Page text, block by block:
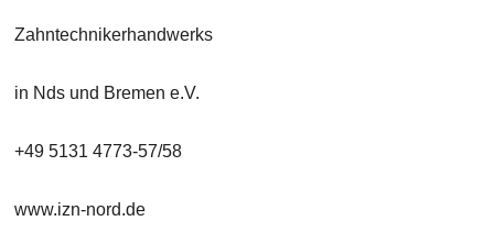
Zahntechnikerhandwerks
in Nds und Bremen e.V.
+49 5131 4773-57/58
www.izn-nord.de